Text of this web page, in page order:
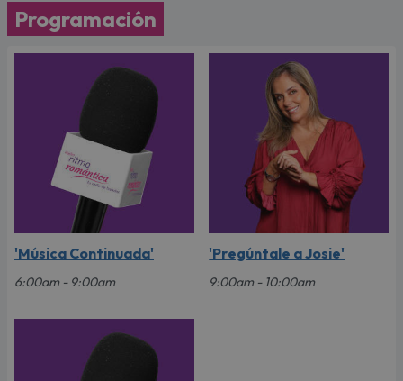
Programación
'Música Continuada'
6:00am - 9:00am
'Pregúntale a Josie'
9:00am - 10:00am